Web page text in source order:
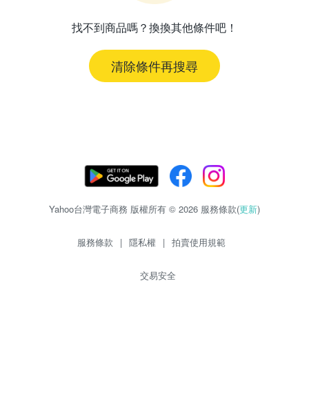
找不到商品嗎？換換其他條件吧！
清除條件再搜尋
Yahoo台灣電子商務 版權所有 © 2026 服務條款(更新)
服務條款 | 隱私權 | 拍賣使用規範
交易安全